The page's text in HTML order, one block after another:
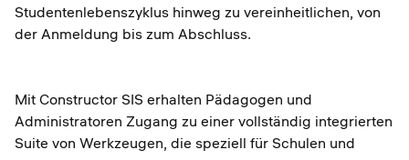
Studentenlebenszyklus hinweg zu vereinheitlichen, von
der Anmeldung bis zum Abschluss.
Mit Constructor SIS erhalten Pädagogen und
Administratoren Zugang zu einer vollständig integrierten
Suite von Werkzeugen, die speziell für Schulen und